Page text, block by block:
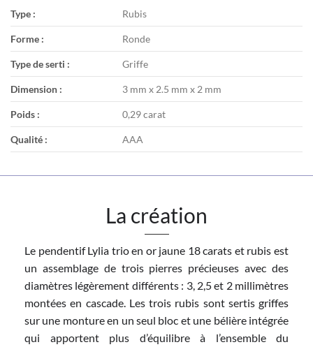
Type : Rubis
Forme : Ronde
Type de serti : Griffe
Dimension : 3 mm x 2.5 mm x 2 mm
Poids : 0,29 carat
Qualité : AAA
La création
Le pendentif Lylia trio en or jaune 18 carats et rubis est
un assemblage de trois pierres précieuses avec des
diamètres légèrement différents : 3, 2,5 et 2 millimètres
montées en cascade. Les trois rubis sont sertis griffes
sur une monture en un seul bloc et une bélière intégrée
qui apportent plus d’équilibre à l’ensemble du